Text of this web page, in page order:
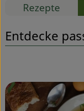
Rezepte
Entdecke